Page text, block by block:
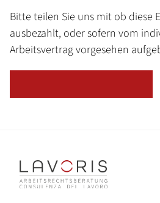
Bitte teilen Sie uns mit ob diese
ausbezahlt, oder sofern vom
Arbeitsvertrag vorgesehen